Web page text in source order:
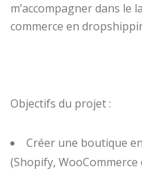
m’accompagner dans le
commerce en
Objectifs du projet :
Créer une boutique
(Shopify,